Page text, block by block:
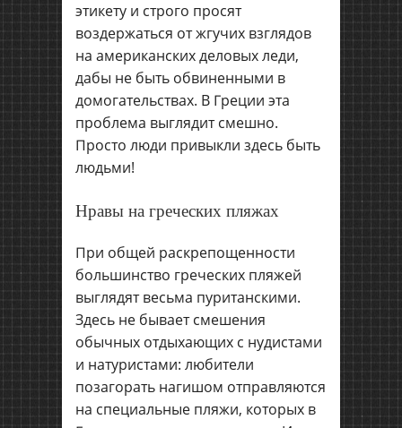
этикету и строго просят
воздержаться от жгучих взглядов
на американских деловых леди,
дабы не быть обвиненными в
домогательствах. В Греции эта
проблема выглядит смешно.
Просто люди привыкли здесь быть
людьми!
Нравы на греческих пляжах
При общей раскрепощенности
большинство греческих пляжей
выглядят весьма пуританскими.
Здесь не бывает смешения
обычных отдыхающих с нудистами
и натуристами: любители
позагорать нагишом отправляются
на специальные пляжи, которых в